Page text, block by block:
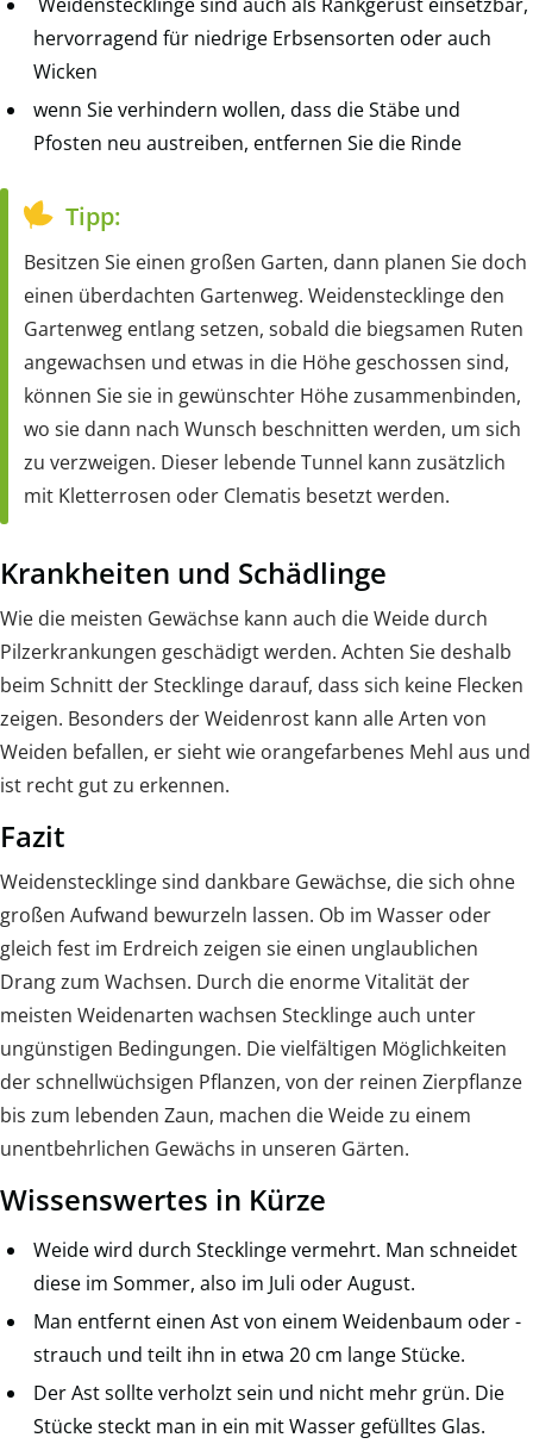
hervorragend für niedrige Erbsensorten oder auch
Wicken
wenn Sie verhindern wollen, dass die Stäbe und
Pfosten neu austreiben, entfernen Sie die Rinde
Tipp:
Besitzen Sie einen großen Garten, dann planen Sie doch
einen überdachten Gartenweg. Weidenstecklinge den
Gartenweg entlang setzen, sobald die biegsamen Ruten
angewachsen und etwas in die Höhe geschossen sind,
können Sie sie in gewünschter Höhe zusammenbinden,
wo sie dann nach Wunsch beschnitten werden, um sich
zu verzweigen. Dieser lebende Tunnel kann zusätzlich
mit Kletterrosen oder Clematis besetzt werden.
Krankheiten und Schädlinge
Wie die meisten Gewächse kann auch die Weide durch
Pilzerkrankungen geschädigt werden. Achten Sie deshalb
beim Schnitt der Stecklinge darauf, dass sich keine Flecken
zeigen. Besonders der Weidenrost kann alle Arten von
Weiden befallen, er sieht wie orangefarbenes Mehl aus und
ist recht gut zu erkennen.
Fazit
Weidenstecklinge sind dankbare Gewächse, die sich ohne
großen Aufwand bewurzeln lassen. Ob im Wasser oder
gleich fest im Erdreich zeigen sie einen unglaublichen
Drang zum Wachsen. Durch die enorme Vitalität der
meisten Weidenarten wachsen Stecklinge auch unter
ungünstigen Bedingungen. Die vielfältigen Möglichkeiten
der schnellwüchsigen Pflanzen, von der reinen Zierpflanze
bis zum lebenden Zaun, machen die Weide zu einem
unentbehrlichen Gewächs in unseren Gärten.
Wissenswertes in Kürze
Weide wird durch Stecklinge vermehrt. Man schneidet
diese im Sommer, also im Juli oder August.
Man entfernt einen Ast von einem Weidenbaum oder -
strauch und teilt ihn in etwa 20 cm lange Stücke.
Der Ast sollte verholzt sein und nicht mehr grün. Die
Stücke steckt man in ein mit Wasser gefülltes Glas.